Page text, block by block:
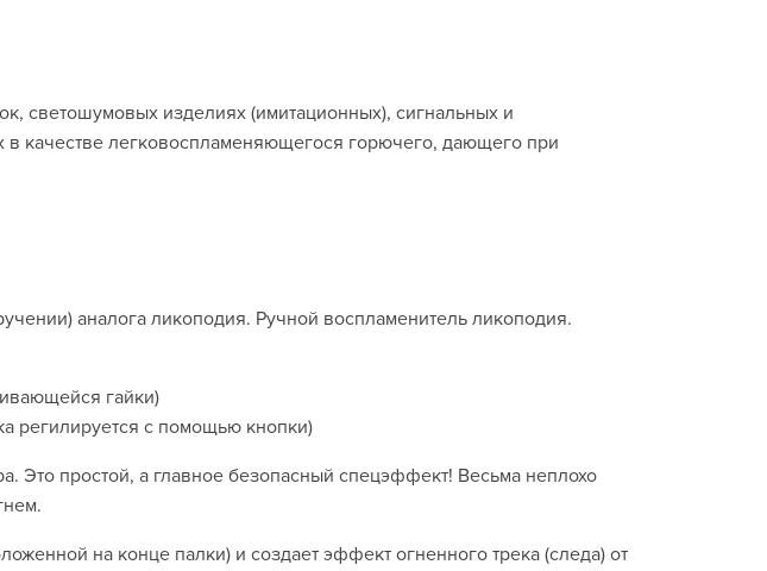
светошумовых изделиях (имитационных), сигнальных и
в качестве легковоспламеняющегося горючего, дающего при
аналога ликоподия. Ручной воспламенитель ликоподия.
гайки)
регилируется с помощью кнопки)
Это простой, а главное безопасный спецэффект! Весьма неплохо
на конце палки) и создает эффект огненного трека (следа) от